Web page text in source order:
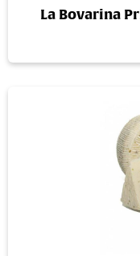
La Bovarina